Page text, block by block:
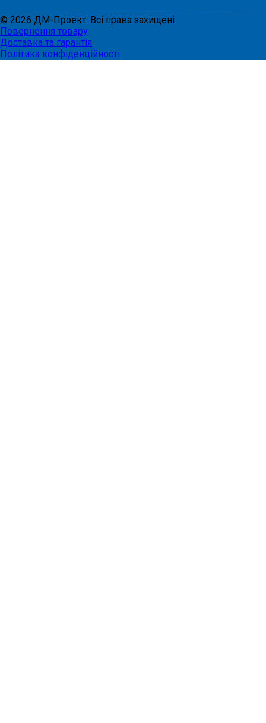
© 2026 ДМ-Проект. Всі права захищені
Повернення товару
Доставка та гарантія
Політика конфіденційності